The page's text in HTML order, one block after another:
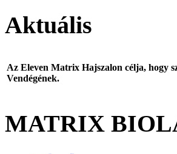
Aktuális
Az Eleven Matrix Hajszalon célja, hogy
Vendégének.
MATRIX